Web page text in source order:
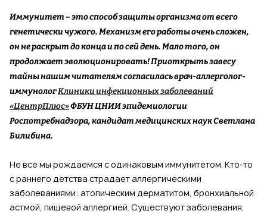
Иммунитет – это способ защиты организма от всего
генетически чужого. Механизм его работы очень сложен,
он не раскрыт до конца и по сей день. Мало того, он
продолжает эволюционировать! Приоткрыть завесу
тайны нашим читателям согласилась врач-аллерголог-
иммунологКлиники инфекционных заболеваний
«ЦентрПлюс»ФБУН ЦНИИ эпидемиологии
Роспотребнадзора, кандидат медицинских наук Светлана
Билибина.
Не все мы рождаемся с одинаковым иммунитетом. Кто-то
с раннего детства страдает аллергическими
заболеваниями: атопическим дерматитом, бронхиальной
астмой, пищевой аллергией. Существуют заболевания,